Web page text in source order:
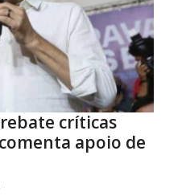
críticas
apoio de